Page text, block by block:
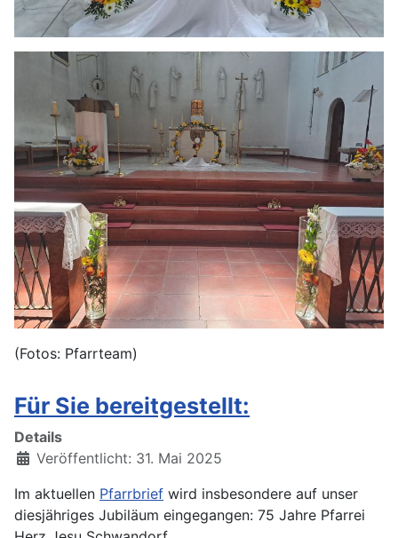
(Fotos: Pfarrteam)
Für Sie bereitgestellt:
Details
Veröffentlicht: 31. Mai 2025
Im aktuellen Pfarrbrief wird insbesondere auf unser
diesjähriges Jubiläum eingegangen: 75 Jahre Pfarrei